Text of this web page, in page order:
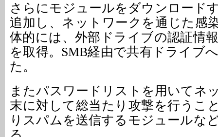
さらにモジュールをダウンロード
追加し、ネットワークを通じた感
体的には、外部ドライブの認証情
を取得。SMB経由で共有ドライブ
た。
またパスワードリストを用いてネ
末に対して総当たり攻撃を行うこ
りスパムを送信するモジュールな